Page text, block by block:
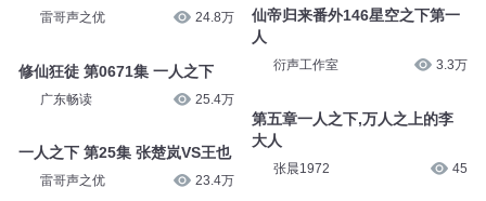
雷哥声之优 24.8万
修仙狂徒 第0671集 一人之下
广东畅读 25.4万
一人之下 第25集 张楚岚VS王也
雷哥声之优 23.4万
仙帝归来番外146星空之下第一
人
衍声工作室 3.3万
第五章一人之下,万人之上的李
大人
张晨1972 45